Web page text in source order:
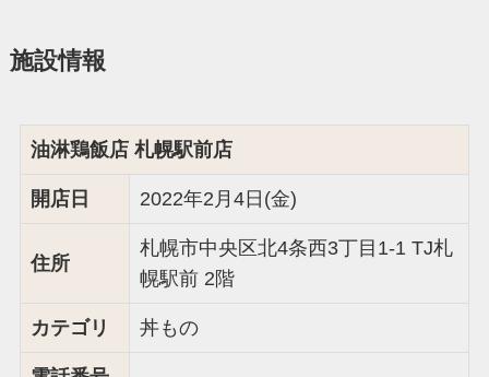
施設情報
油淋鶏飯店 札幌駅前店
開店日 2022年2月4日(金)
住所
札幌市中央区北4条西3丁目1-1 TJ札
幌駅前 2階
カテゴリ 丼もの